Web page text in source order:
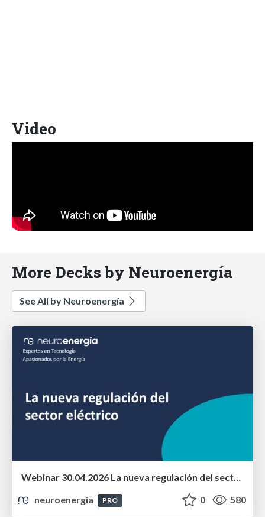
Video
More Decks by Neuroenergía
See All by Neuroenergía
Webinar 30.04.2026 La nueva regulación del sector eléctrico
neuroenergia
PRO 0 580